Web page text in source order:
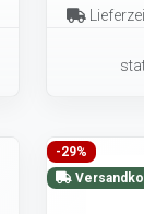
-29%